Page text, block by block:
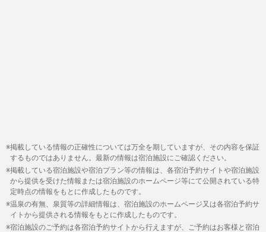
掲載している情報の正確性については万全を期していますが、その内容を保証
するものではありません。最新の情報は宿泊施設にご確認ください。
掲載している宿泊施設や宿泊プラン等の情報は、各宿泊予約サイトや宿泊施設
から提供を受けた情報または宿泊施設のホームページ等にて公開されている特
定時点の情報をもとに作成したものです。
温泉の有無、泉質等の詳細情報は、宿泊施設のホームページ又は各宿泊予約サ
イトから提供される情報をもとに作成したものです。
宿泊施設のご予約は各宿泊予約サイトから行えますが、ご予約はお客様と宿泊